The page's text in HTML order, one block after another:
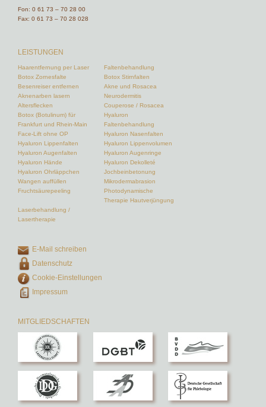
Fon: 0 61 73 – 70 28 00
Fax: 0 61 73 – 70 28 028
LEISTUNGEN
Haarentfernung per Laser
Faltenbehandlung
Botox Zornesfalte
Botox Stirnfalten
Besenreiser entfernen
Akne und Rosacea
Aknenarben lasern
Neurodermitis
Altersflecken
Couperose / Rosacea
Botox (Botulinum) für
Frankfurt und Rhein-Main
Hyaluron
Faltenbehandlung
Face-Lift ohne OP
Hyaluron Nasenfalten
Hyaluron Lippenfalten
Hyaluron Lippenvolumen
Hyaluron Augenfalten
Hyaluron Augenringe
Hyaluron Hände
Hyaluron Dekolleté
Hyaluron Ohrläppchen
Jochbeinbetonung
Wangen auffüllen
Mikrodermabrasion
Fruchtsäurepeeling
Photodynamische
Therapie Hautverjüngung
Laserbehandlung /
Lasertherapie
E-Mail schreiben
Datenschutz
Cookie-Einstellungen
Impressum
MITGLIEDSCHAFTEN